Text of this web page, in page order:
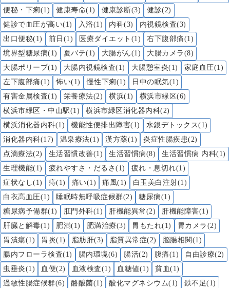
便秘・下痢(1)
健康寿命(1) 健康診断(3)
健診(2)
健診で血圧が高い(1)
入浴(1) 内科(3)
内視鏡検査(3)
出口便秘(1)
前日(1) 医療ダイエット(1)
右下腹部痛(1)
境界型糖尿病(1)
夏バテ(1) 大腸がん(1)
大腸カメラ(8)
大腸ポリープ(1)
大腸内視鏡検査(1) 大腸憩室炎(1)
家庭血圧(1)
左下腹部痛(1)
怖い(1) 慢性下痢(1)
日中の眠気(1)
有害金属検査(1)
栄養療法(2) 横浜(1)
横浜市緑区(6)
横浜市緑区・中山駅(1)
横浜市緑区消化器内科(2)
横浜消化器内科(1)
機能性便排出障害(1)
水銀デトックス(1)
消化器内科(17)
温泉療法(1) 漢方薬(1)
炎症性腸疾患(2)
点滴療法(2)
生活習慣改善(1) 生活習慣病(8)
生活習慣病 内科(1)
生理機能(1)
疲れやすさ・だるさ(1)
疲れ・息切れ(1)
症状なし(1)
痔(1) 痛い(1) 痛風(1)
白玉美白注射(1)
白衣高血圧(1)
睡眠時無呼吸症候群(2)
糖尿病(1)
糖尿病予備群(1)
肛門外科(1) 肝機能異常(2)
肝機能障害(1)
肝臓と解毒(1)
肥満(1) 肥満治療(3) 胃もたれ(1)
胃カメラ(2)
胃潰瘍(1)
胃炎(1) 脂肪肝(3) 脂質異常症(2)
脳腸相関(1)
腸内フローラ検査(1)
腸内環境(6) 腸活(2) 腹痛(1)
自由診療(2)
虫垂炎(1)
血便(2) 血液検査(1) 血糖値(1)
貧血(1)
過敏性腸症候群(6)
酪酸菌(1) 酸化マグネシウム(1)
鉄不足(1)